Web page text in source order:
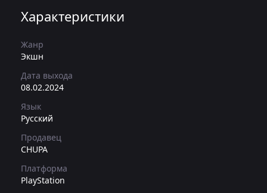
Характеристики
Жанр
Экшн
Дата выхода
08.02.2024
Язык
Русский
Продавец
CHUPA
Платформа
PlayStation